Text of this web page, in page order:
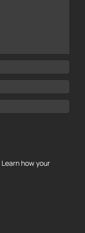
Learn how your